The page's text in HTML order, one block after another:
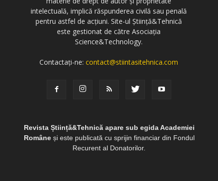
intelectuală, implică răspunderea civilă sau penală
pentru astfel de acțiuni. Site-ul Știință&Tehnică
este gestionat de către Asociația
Science&Technology.
Contactați-ne:contact@stiintasitehnica.com
Revista Știință&Tehnică apare sub egida Academiei
Româneși este publicată cu sprijin financiar din Fondul
Recurent al Donatorilor.